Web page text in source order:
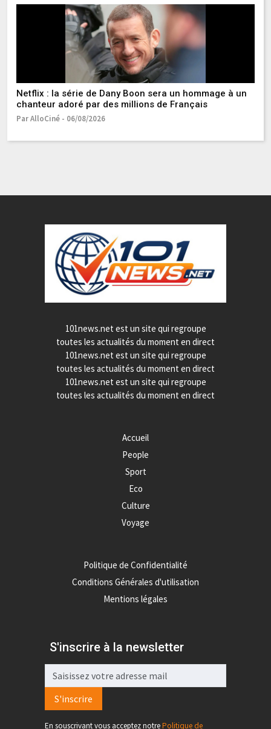
Netflix : la série de Dany Boon sera un hommage à un
chanteur adoré par des millions de Français
Par AlloCiné - 06/08/2026
101news.net est un site qui regroupe
toutes les actualités du moment en direct
101news.net est un site qui regroupe
toutes les actualités du moment en direct
101news.net est un site qui regroupe
toutes les actualités du moment en direct
Accueil
People
Sport
Eco
Culture
Voyage
Politique de Confidentialité
Conditions Générales d'utilisation
Mentions légales
S'inscrire à la newsletter
S'inscrire
En souscrivant vous acceptez notrePolitique de